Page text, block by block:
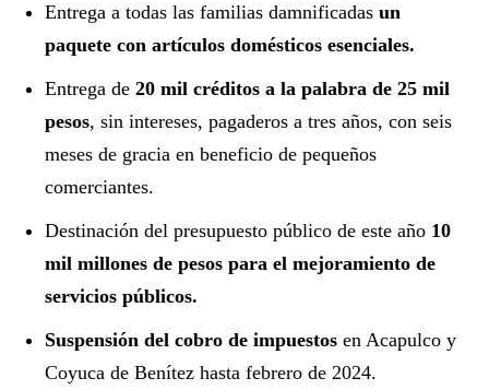
Entrega a todas las familias damnificadas un
paquete con artículos domésticos esenciales.
Entrega de 20 mil créditos a la palabra de 25 mil
pesos, sin intereses, pagaderos a tres años, con seis
meses de gracia en beneficio de pequeños
comerciantes.
Destinación del presupuesto público de este año 10
mil millones de pesos para el mejoramiento de
servicios públicos.
Suspensión del cobro de impuestos en Acapulco y
Coyuca de Benítez hasta febrero de 2024.